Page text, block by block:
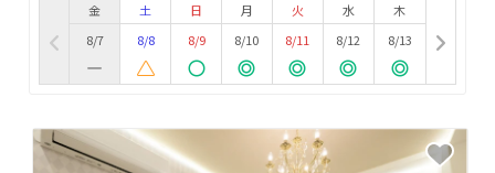
金
8/7
土
8/8
日
8/9
月
8/10
火
8/11
水
8/12
木
8/13